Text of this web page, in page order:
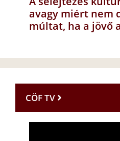
avagy miért nem
múltat, ha a jövő
CÖF TV